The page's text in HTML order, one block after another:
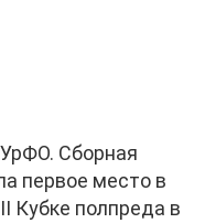
Сборная
первое место в
Кубке полпреда в